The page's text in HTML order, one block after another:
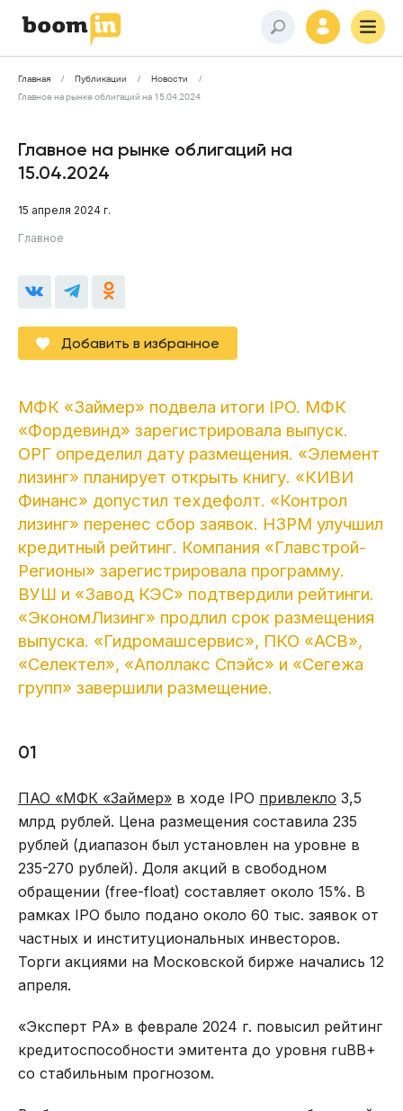
Главная Публикации
Новости
Главное на рынке облигаций на 15.04.2024
Главное на рынке облигаций на
15.04.2024
15 апреля 2024 г.
Главное
Добавить в избранное
МФК «Займер» подвела итоги IPO. МФК
«Фордевинд» зарегистрировала выпуск.
ОРГ определил дату размещения. «Элемент
лизинг» планирует открыть книгу. «КИВИ
Финанс» допустил техдефолт. «Контрол
лизинг» перенес сбор заявок. НЗРМ улучшил
кредитный рейтинг. Компания «Главстрой-
Регионы» зарегистрировала программу.
ВУШ и «Завод КЭС» подтвердили рейтинги.
«ЭкономЛизинг» продлил срок размещения
выпуска. «Гидромашсервис», ПКО «АСВ»,
«Селектел», «Аполлакс Спэйс» и «Сегежа
групп» завершили размещение.
01
ПАО «МФК «Займер» в ходе IPO привлекло 3,5
млрд рублей. Цена размещения составила 235
рублей (диапазон был установлен на уровне в
235-270 рублей). Доля акций в свободном
обращении (free-float) составляет около 15%. В
рамках IPO было подано около 60 тыс. заявок от
частных и институциональных инвесторов.
Торги акциями на Московской бирже начались 12
апреля.
«Эксперт РА» в феврале 2024 г. повысил рейтинг
кредитоспособности эмитента до уровня ruBB+
со стабильным прогнозом.